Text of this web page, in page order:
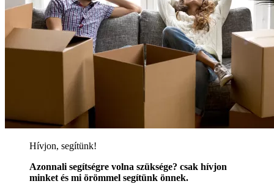
Hívjon, segítünk!
Azonnali segítségre volna szüksége? csak hívjon
minket és mi örömmel segítünk önnek.